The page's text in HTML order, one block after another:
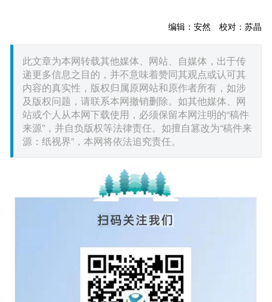
编辑：安然 校对：苏晶
此文章为本网转载其他媒体、网站、自媒体，出于传
递更多信息之目的，并不意味着赞同其观点或认可其
内容的真实性，版权归属原网站和原作者所有，如涉
及版权问题，请联系本网撤销删除。如其他媒体、网
站或个人从本网下载使用，必须保留本网注明的“稿件
来源”，并自负版权等法律责任。如擅自篡改为“稿件来
源：纸视界”，本网将依法追究责任。